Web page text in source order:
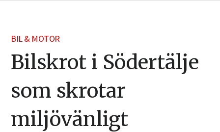
BIL & MOTOR
Bilskrot i Södertälje
som skrotar
miljövänligt